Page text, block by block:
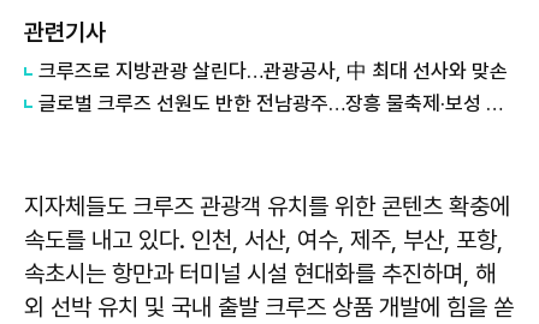
관련기사
크루즈로 지방관광 살린다…관광공사, 中 최대 선사와 맞손
글로벌 크루즈 선원도 반한 전남광주…장흥 물축제·보성 녹차밭 매력 알렸다
지자체들도 크루즈 관광객 유치를 위한 콘텐츠 확충에
속도를 내고 있다. 인천, 서산, 여수, 제주, 부산, 포항,
속초시는 항만과 터미널 시설 현대화를 추진하며, 해
외 선박 유치 및 국내 출발 크루즈 상품 개발에 힘을 쏟